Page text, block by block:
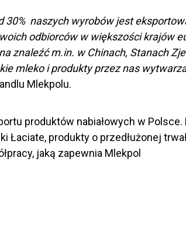
30% naszych wyrobów jest
odbiorców w większości krajów
znaleźć m.in. w Chinach, Stanach
mleko i produkty przez nas
Mlekpolu.
produktów nabiałowych w
Łaciate, produkty o przedłużonej
jaką zapewnia Mlekpol